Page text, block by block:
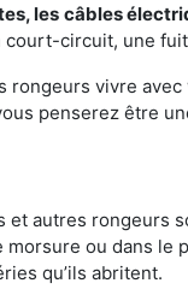
les câbles
court-circuit, une
rongeurs vivre
penserez être
et autres rongeurs
morsure ou dans
qu’ils abritent.